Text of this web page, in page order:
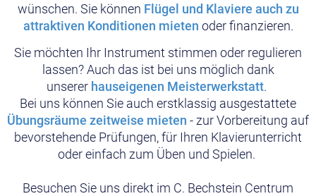
wünschen. Sie können Flügel und Klaviere auch zu
attraktiven Konditionen mieten oder finanzieren.
Sie möchten Ihr Instrument stimmen oder regulieren
lassen? Auch das ist bei uns möglich dank
unserer hauseigenen Meisterwerkstatt.
Bei uns können Sie auch erstklassig ausgestattete
Übungsräume zeitweise mieten - zur Vorbereitung auf
bevorstehende Prüfungen, für Ihren Klavierunterricht
oder einfach zum Üben und Spielen.
Besuchen Sie uns direkt im C. Bechstein Centrum